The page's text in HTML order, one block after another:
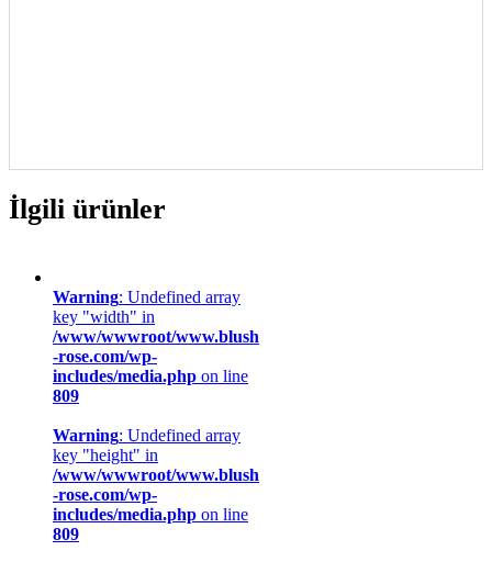
İlgili ürünler
Warning: Undefined array
key "width" in
/www/wwwroot/www.blush
-rose.com/wp-
includes/media.php on line
809
Warning: Undefined array
key "height" in
/www/wwwroot/www.blush
-rose.com/wp-
includes/media.php on line
809